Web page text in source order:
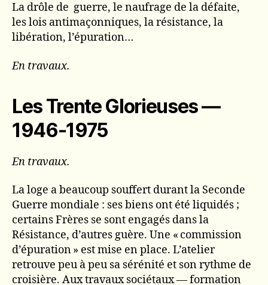
La drôle de guerre, le naufrage de la défaite,
les lois antimaçonniques, la résistance, la
libération, l’épuration…
En travaux.
Les Trente Glorieuses —
1946-1975
En travaux.
La loge a beaucoup souffert durant la Seconde
Guerre mondiale : ses biens ont été liquidés ;
certains Frères se sont engagés dans la
Résistance, d’autres guère. Une « commission
d’épuration » est mise en place. L’atelier
retrouve peu à peu sa sérénité et son rythme de
croisière. Aux travaux sociétaux — formation